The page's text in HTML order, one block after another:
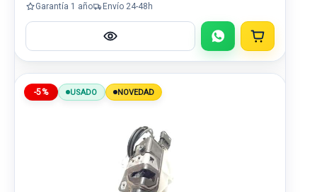
Garantía 1 año Envío 24-48h
-5% USADO NOVEDAD